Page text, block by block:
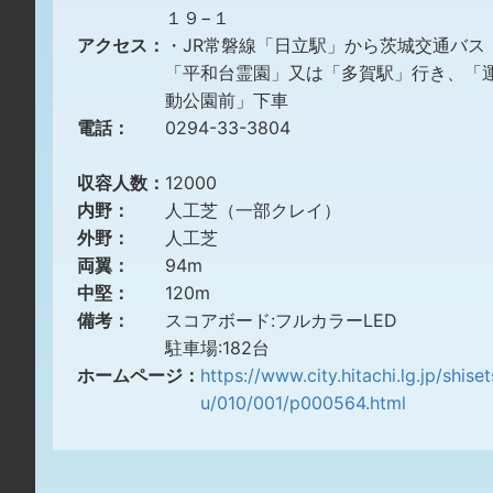
１９−１
アクセス：
・JR常磐線「日立駅」から茨城交通バス
「平和台霊園」又は「多賀駅」行き、「
動公園前」下車
電話：
0294-33-3804
収容人数： 12000
内野：
人工芝（一部クレイ）
外野：
人工芝
両翼：
94m
中堅：
120m
備考：
スコアボード:フルカラーLED
駐車場:182台
ホームページ： https://www.city.hitachi.lg.jp/
u/010/001/p000564.html